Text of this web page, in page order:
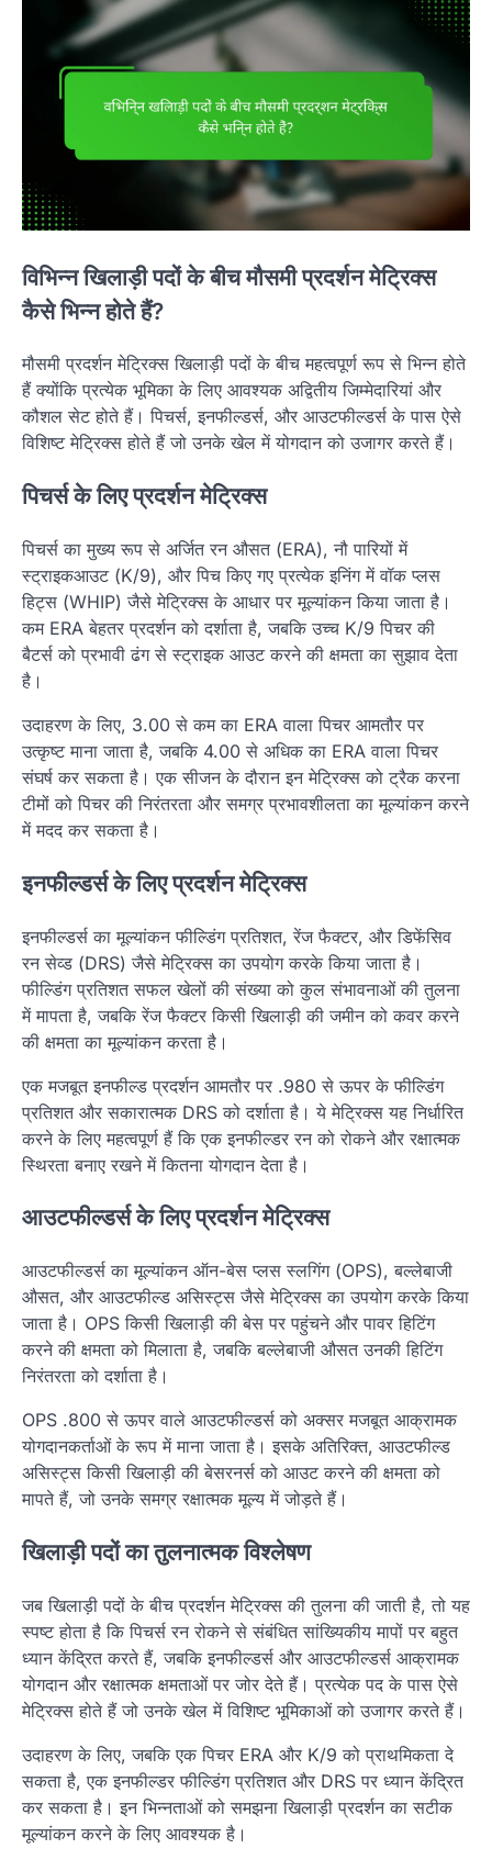
विभिन्न खिलाड़ी पदों के बीच मौसमी प्रदर्शन मेट्रिक्स
कैसे भिन्न होते हैं?
मौसमी प्रदर्शन मेट्रिक्स खिलाड़ी पदों के बीच महत्वपूर्ण रूप से भिन्न होते
हैं क्योंकि प्रत्येक भूमिका के लिए आवश्यक अद्वितीय जिम्मेदारियां और
कौशल सेट होते हैं। पिचर्स, इनफील्डर्स, और आउटफील्डर्स के पास ऐसे
विशिष्ट मेट्रिक्स होते हैं जो उनके खेल में योगदान को उजागर करते हैं।
पिचर्स के लिए प्रदर्शन मेट्रिक्स
पिचर्स का मुख्य रूप से अर्जित रन औसत (ERA), नौ पारियों में
स्ट्राइकआउट (K/9), और पिच किए गए प्रत्येक इनिंग में वॉक प्लस
हिट्स (WHIP) जैसे मेट्रिक्स के आधार पर मूल्यांकन किया जाता है।
कम ERA बेहतर प्रदर्शन को दर्शाता है, जबकि उच्च K/9 पिचर की
बैटर्स को प्रभावी ढंग से स्ट्राइक आउट करने की क्षमता का सुझाव देता
है।
उदाहरण के लिए, 3.00 से कम का ERA वाला पिचर आमतौर पर
उत्कृष्ट माना जाता है, जबकि 4.00 से अधिक का ERA वाला पिचर
संघर्ष कर सकता है। एक सीजन के दौरान इन मेट्रिक्स को ट्रैक करना
टीमों को पिचर की निरंतरता और समग्र प्रभावशीलता का मूल्यांकन करने
में मदद कर सकता है।
इनफील्डर्स के लिए प्रदर्शन मेट्रिक्स
इनफील्डर्स का मूल्यांकन फील्डिंग प्रतिशत, रेंज फैक्टर, और डिफेंसिव
रन सेव्ड (DRS) जैसे मेट्रिक्स का उपयोग करके किया जाता है।
फील्डिंग प्रतिशत सफल खेलों की संख्या को कुल संभावनाओं की तुलना
में मापता है, जबकि रेंज फैक्टर किसी खिलाड़ी की जमीन को कवर करने
की क्षमता का मूल्यांकन करता है।
एक मजबूत इनफील्ड प्रदर्शन आमतौर पर .980 से ऊपर के फील्डिंग
प्रतिशत और सकारात्मक DRS को दर्शाता है। ये मेट्रिक्स यह निर्धारित
करने के लिए महत्वपूर्ण हैं कि एक इनफील्डर रन को रोकने और रक्षात्मक
स्थिरता बनाए रखने में कितना योगदान देता है।
आउटफील्डर्स के लिए प्रदर्शन मेट्रिक्स
आउटफील्डर्स का मूल्यांकन ऑन-बेस प्लस स्लगिंग (OPS), बल्लेबाजी
औसत, और आउटफील्ड असिस्ट्स जैसे मेट्रिक्स का उपयोग करके किया
जाता है। OPS किसी खिलाड़ी की बेस पर पहुंचने और पावर हिटिंग
करने की क्षमता को मिलाता है, जबकि बल्लेबाजी औसत उनकी हिटिंग
निरंतरता को दर्शाता है।
OPS .800 से ऊपर वाले आउटफील्डर्स को अक्सर मजबूत आक्रामक
योगदानकर्ताओं के रूप में माना जाता है। इसके अतिरिक्त, आउटफील्ड
असिस्ट्स किसी खिलाड़ी की बेसरनर्स को आउट करने की क्षमता को
मापते हैं, जो उनके समग्र रक्षात्मक मूल्य में जोड़ते हैं।
खिलाड़ी पदों का तुलनात्मक विश्लेषण
जब खिलाड़ी पदों के बीच प्रदर्शन मेट्रिक्स की तुलना की जाती है, तो यह
स्पष्ट होता है कि पिचर्स रन रोकने से संबंधित सांख्यिकीय मापों पर बहुत
ध्यान केंद्रित करते हैं, जबकि इनफील्डर्स और आउटफील्डर्स आक्रामक
योगदान और रक्षात्मक क्षमताओं पर जोर देते हैं। प्रत्येक पद के पास ऐसे
मेट्रिक्स होते हैं जो उनके खेल में विशिष्ट भूमिकाओं को उजागर करते हैं।
उदाहरण के लिए, जबकि एक पिचर ERA और K/9 को प्राथमिकता दे
सकता है, एक इनफील्डर फील्डिंग प्रतिशत और DRS पर ध्यान केंद्रित
कर सकता है। इन भिन्नताओं को समझना खिलाड़ी प्रदर्शन का सटीक
मूल्यांकन करने के लिए आवश्यक है।